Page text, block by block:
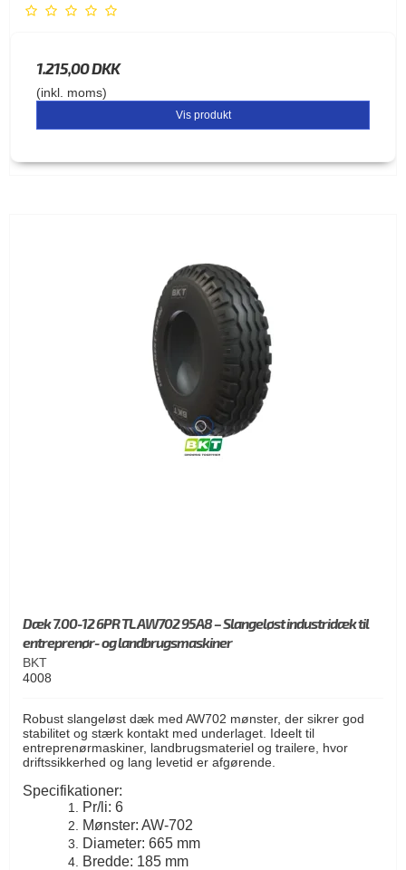
1.215,00 DKK
(inkl. moms)
Vis produkt
Dæk 7.00-12 6PR TL AW702 95A8 – Slangeløst industridæk til
entreprenør- og landbrugsmaskiner
BKT
4008
Robust slangeløst dæk med AW702 mønster, der sikrer god
stabilitet og stærk kontakt med underlaget. Ideelt til
entreprenørmaskiner, landbrugsmateriel og trailere, hvor
driftssikkerhed og lang levetid er afgørende.
Specifikationer:
Pr/li: 6
Mønster: AW-702
Diameter: 665 mm
Bredde: 185 mm